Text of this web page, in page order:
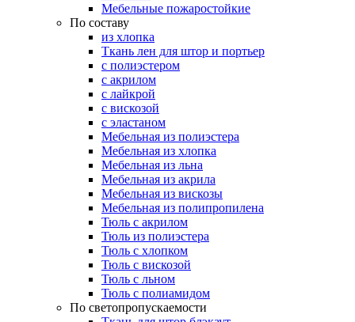
Мебельные пожаростойкие
По составу
из хлопка
Ткань лен для штор и портьер
с полиэстером
с акрилом
с лайкрой
с вискозой
с эластаном
Мебельная из полиэстера
Мебельная из хлопка
Мебельная из льна
Мебельная из акрила
Мебельная из вискозы
Мебельная из полипропилена
Тюль с акрилом
Тюль из полиэстера
Тюль с хлопком
Тюль с вискозой
Тюль с льном
Тюль с полиамидом
По светопропускаемости